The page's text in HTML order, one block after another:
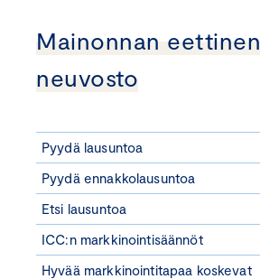
Mainonnan eettinen
neuvosto
Pyydä lausuntoa
Pyydä ennakkolausuntoa
Etsi lausuntoa
ICC:n markkinointisäännöt
Hyvää markkinointitapaa koskevat